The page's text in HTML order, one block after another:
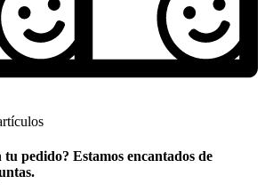
tu pedido? Estamos encantados de